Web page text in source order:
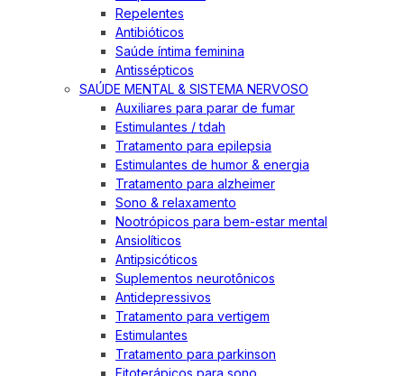
Repelentes
Antibióticos
Saúde íntima feminina
Antissépticos
SAÚDE MENTAL & SISTEMA NERVOSO
Auxiliares para parar de fumar
Estimulantes / tdah
Tratamento para epilepsia
Estimulantes de humor & energia
Tratamento para alzheimer
Sono & relaxamento
Nootrópicos para bem-estar mental
Ansiolíticos
Antipsicóticos
Suplementos neurotônicos
Antidepressivos
Tratamento para vertigem
Estimulantes
Tratamento para parkinson
Fitoterápicos para sono